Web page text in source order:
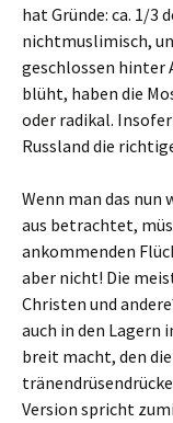
hat Gründe: ca. 1/3
nichtmuslimisch,
geschlossen hinter
blüht, haben die
oder radikal.
Russland die
Wenn man das
aus betrachtet,
ankommenden
aber nicht! Die
Christen und
auch in den Lagern
breit macht, den
Version spricht